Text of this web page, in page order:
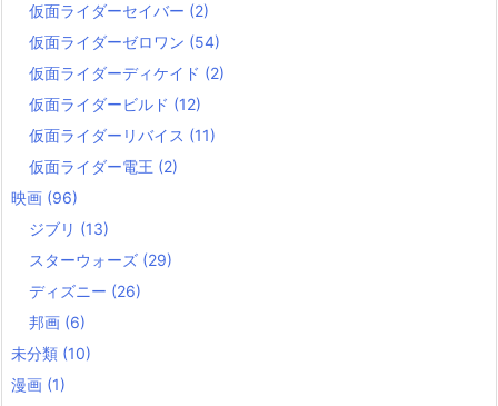
仮面ライダーセイバー (2)
仮面ライダーゼロワン (54)
仮面ライダーディケイド (2)
仮面ライダービルド (12)
仮面ライダーリバイス (11)
仮面ライダー電王 (2)
映画 (96)
ジブリ (13)
スターウォーズ (29)
ディズニー (26)
邦画 (6)
未分類 (10)
漫画 (1)